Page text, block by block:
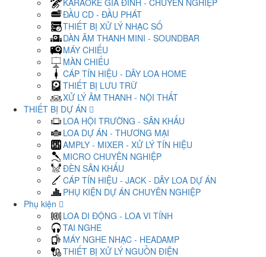
KARAOKE GIA ĐÌNH - CHUYÊN NGHIỆP
ĐẦU CD - ĐẦU PHÁT
THIẾT BỊ XỬ LÝ NHẠC SỐ
DÀN ÂM THANH MINI - SOUNDBAR
MÁY CHIẾU
MÀN CHIẾU
CÁP TÍN HIỆU - DÂY LOA HOME
THIẾT BỊ LƯU TRỮ
XỬ LÝ ÂM THANH - NỘI THẤT
THIẾT BỊ DỰ ÁN
LOA HỘI TRƯỜNG - SÂN KHẤU
LOA DỰ ÁN - THƯƠNG MẠI
AMPLY - MIXER - XỬ LÝ TÍN HIỆU
MICRO CHUYÊN NGHIỆP
ĐÈN SÂN KHẤU
CÁP TÍN HIỆU - JACK - DÂY LOA DỰ ÁN
PHỤ KIỆN DỰ ÁN CHUYÊN NGHIỆP
Phụ kiện
LOA DI ĐỘNG - LOA VI TÍNH
TAI NGHE
MÁY NGHE NHẠC - HEADAMP
THIẾT BỊ XỬ LÝ NGUỒN ĐIỆN